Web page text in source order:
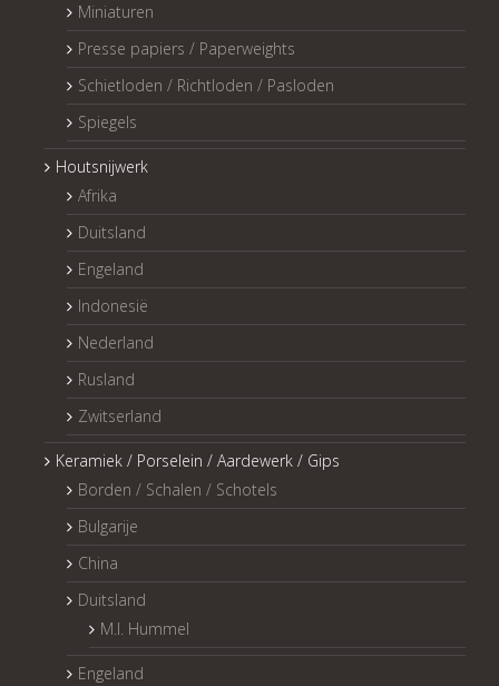
Miniaturen
Presse papiers / Paperweights
Schietloden / Richtloden / Pasloden
Spiegels
Houtsnijwerk
Afrika
Duitsland
Engeland
Indonesië
Nederland
Rusland
Zwitserland
Keramiek / Porselein / Aardewerk / Gips
Borden / Schalen / Schotels
Bulgarije
China
Duitsland
M.I. Hummel
Engeland